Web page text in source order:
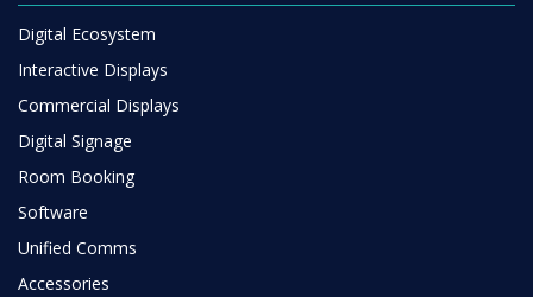
Digital Ecosystem
Interactive Displays
Commercial Displays
Digital Signage
Room Booking
Software
Unified Comms
Accessories